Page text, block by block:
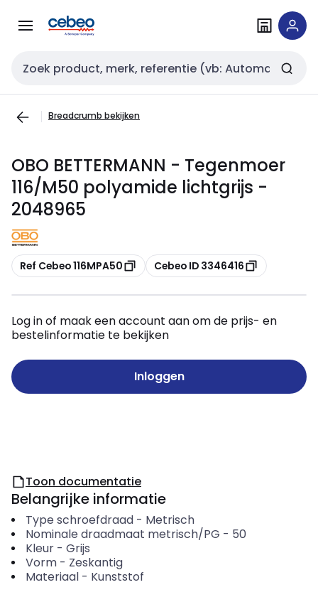
naar
naar
Zoekveld invoer
Breadcrumb bekijken
OBO BETTERMANN - Tegenmoer
116/M50 polyamide lichtgrijs -
2048965
Kopiëren
Ref Cebeo 116MPA50 Kopiëren
Cebeo ID 3346416
Log in of maak een account aan om de prijs- en
bestelinformatie te bekijken
Inloggen
Toon documentatie
Belangrijke informatie
Type schroefdraad- Metrisch
Nominale draadmaat metrisch/PG - 50
Kleur- Grijs
Vorm- Zeskantig
Materiaal- Kunststof